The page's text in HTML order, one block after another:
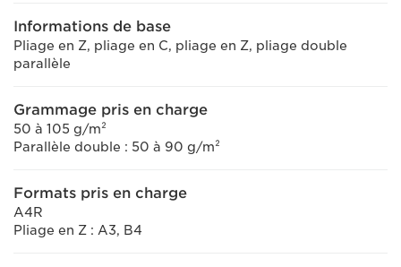
Informations de base
Pliage en Z, pliage en C, pliage en Z, pliage double
parallèle
Grammage pris en charge
50 à 105 g/m²
Parallèle double : 50 à 90 g/m²
Formats pris en charge
A4R
Pliage en Z : A3, B4